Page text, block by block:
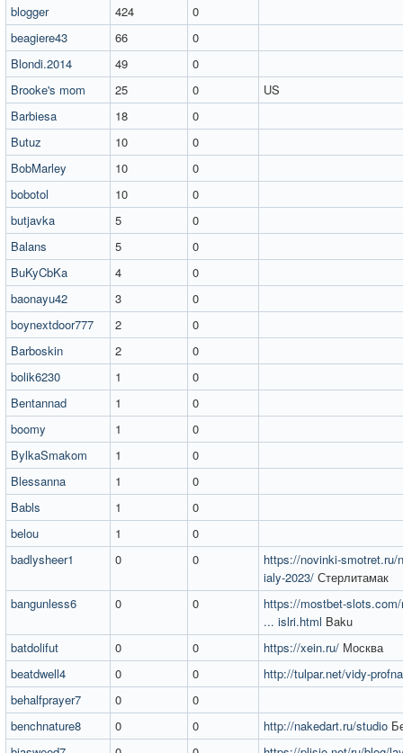
blogger
424
0
beagiere43
66
0
Blondi.2014
49
0
Brooke's mom
25 0
US
Barbiesa
18
0
Butuz
10
0
BobMarley
10
0
bobotol
10
0
butjavka
5
0
Balans
5
0
BuKyCbKa
4
0
baonayu42
3
0
boynextdoor777
2
0
Barboskin
2
0
bolik6230
1
0
Bentannad
1
0
boomy
1
0
BylkaSmakom
1
0
Blessanna
1
0
Babls
1
0
belou
1
0
badlysheer1
0 0
https://novinki-smotret.ru/
ialy-2023/ Стерлитамак
bangunless6
0 0
https://mostbet-
... islri.html Baku
batdolifut
0 0 https://xein.ru/ Москва
beatdwell4
0 0
http://tulpar.net/vidy-
behalfprayer7
0
0
benchnature8
0 0 http://nakedart.ru/studio